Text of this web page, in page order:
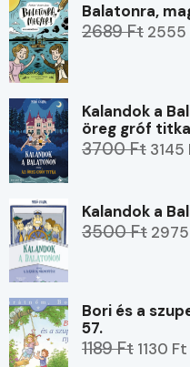
Balatonra,
2689 Ft 2555
Kalandok a
öreg gróf titka
3700 Ft 3145
Kalandok a
3500 Ft
Bori és a
57.
1189 Ft 1130 Ft